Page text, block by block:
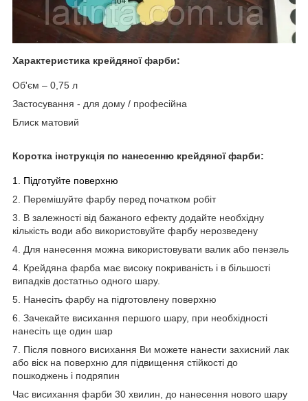
Характеристика крейдяної фарби:
Об'єм – 0,75 л
Застосування - для дому / професійна
Блиск матовий
Коротка інструкція по нанесенню крейдяної фарби:
1. Підготуйте поверхню
2. Перемішуйте фарбу перед початком робіт
3. В залежності від бажаного ефекту додайте необхідну
кількість води або використовуйте фарбу нерозведену
4. Для нанесення можна використовувати валик або пензель
4. Крейдяна фарба має високу покриваність і в більшості
випадків достатньо одного шару.
5. Нанесіть фарбу на підготовлену поверхню
6. Зачекайте висихання першого шару, при необхідності
нанесіть ще один шар
7. Після повного висихання Ви можете нанести захисний лак
або віск на поверхню для підвищення стійкості до
пошкоджень і подряпин
Час висихання фарби 30 хвилин, до нанесення нового шару